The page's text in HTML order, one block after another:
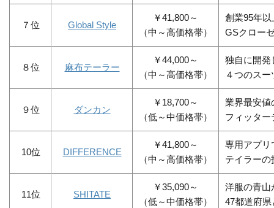
７位 Global Style
￥41,800～
（中～高価格帯）
創業95年
GSクロー
８位 麻布テーラー
￥44,000～
（中～高価格帯）
独自に開発
４つのス
９位 ダンカン
￥18,700～
（低～中価格帯）
業界最安値
フィッタ
10位 DIFFERENCE
￥41,800～
（中～高価格帯）
専用アプリ
テイラーの
11位 SHITATE
￥35,090～
（低～中価格帯）
洋服の青山
47都道府